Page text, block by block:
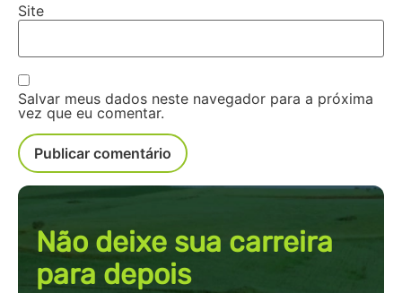
Site
Salvar meus dados neste navegador para a próxima
vez que eu comentar.
Não deixe sua carreira
para depois